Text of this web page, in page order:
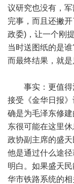
议研究也没有，
完事，而且还撇
政委)，让一个刚
当时送图纸的是
而最终结果，就
事实：更值得
接受《金华日报》
确是为毛泽东修建
东很可能在这里
政协副主席的盛
他是通过什么途
明白。如果盛天
华市铁路系统的